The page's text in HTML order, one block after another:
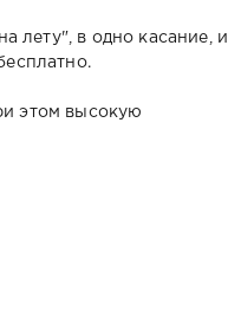
лету", в одно касание, и
этом высокую